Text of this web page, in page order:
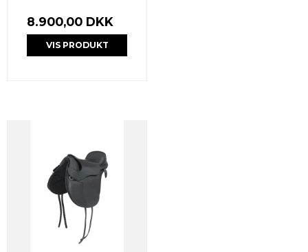
8.900,00 DKK
VIS PRODUKT